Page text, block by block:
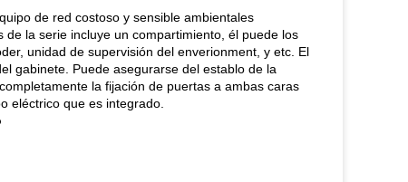
de red costoso y sensible ambientales
la serie incluye un compartimiento, él puede los
unidad de supervisión del enverionment, y etc. El
gabinete. Puede asegurarse del establo de la
la fijación de puertas a ambas caras
eléctrico que es integrado.